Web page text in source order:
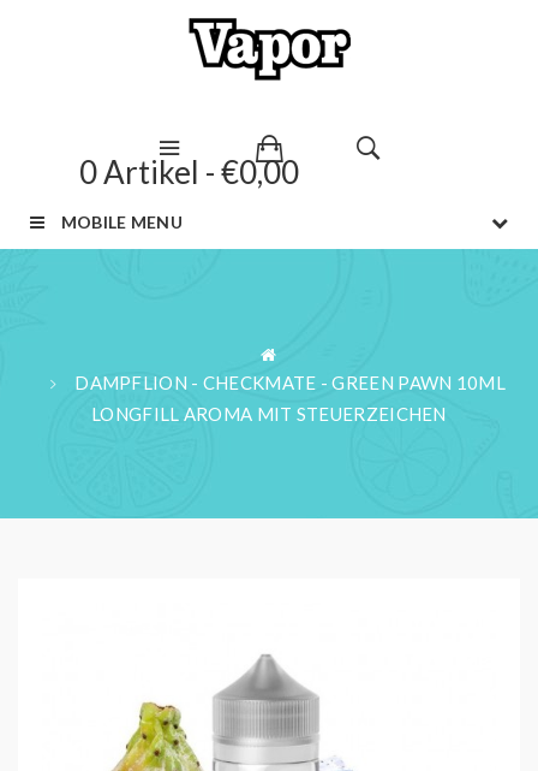
0 Artikel - €0,00
MOBILE MENU
DAMPFLION - CHECKMATE - GREEN PAWN 10ML
LONGFILL AROMA MIT STEUERZEICHEN